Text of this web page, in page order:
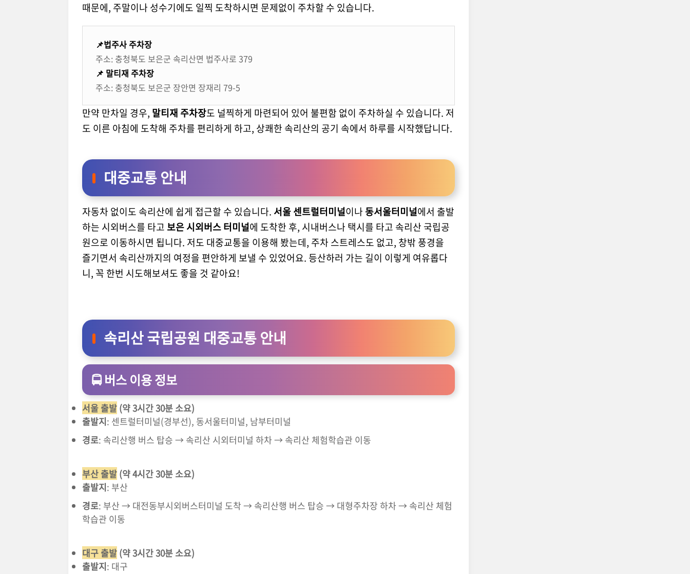
때문에, 주말이나 성수기에도 일찍 도착하시면 문제없이 주차할 수 있습니다.
📌법주사 주차장
주소: 충청북도 보은군 속리산면 법주사로 379
📌 말티재 주차장
주소: 충청북도 보은군 장안면 장재리 79-5
만약 만차일 경우, 말티재 주차장도 널찍하게 마련되어 있어 불편함 없이 주차하실 수 있습니다. 저
도 이른 아침에 도착해 주차를 편리하게 하고, 상쾌한 속리산의 공기 속에서 하루를 시작했답니다.
대중교통 안내
자동차 없이도 속리산에 쉽게 접근할 수 있습니다. 서울 센트럴터미널이나 동서울터미널에서 출발
하는 시외버스를 타고 보은 시외버스 터미널에 도착한 후, 시내버스나 택시를 타고 속리산 국립공
원으로 이동하시면 됩니다. 저도 대중교통을 이용해 봤는데, 주차 스트레스도 없고, 창밖 풍경을
즐기면서 속리산까지의 여정을 편안하게 보낼 수 있었어요. 등산하러 가는 길이 이렇게 여유롭다
니, 꼭 한번 시도해보셔도 좋을 것 같아요!
속리산 국립공원 대중교통 안내
🚍버스 이용 정보
서울 출발 (약 3시간 30분 소요)
출발지: 센트럴터미널(경부선), 동서울터미널, 남부터미널
경로: 속리산행 버스 탑승 → 속리산 시외터미널 하차 → 속리산 체험학습관 이동
부산 출발 (약 4시간 30분 소요)
출발지: 부산
경로: 부산 → 대전동부시외버스터미널 도착 → 속리산행 버스 탑승 → 대형주차장 하차 → 속리산 체험
학습관 이동
대구 출발 (약 3시간 30분 소요)
출발지: 대구